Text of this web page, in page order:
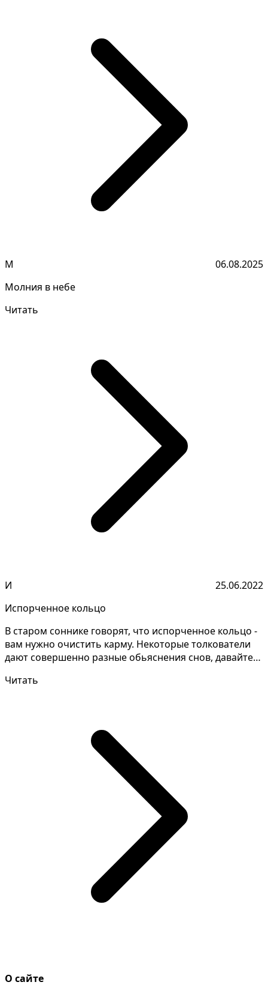
М
06.08.2025
Молния в небе
Читать
И
25.06.2022
Испорченное кольцо
В старом соннике говорят, что испорченное кольцо -
вам нужно очистить карму. Некоторые толкователи
дают совершенно разные обьяснения снов, давайте
Читать
О сайте